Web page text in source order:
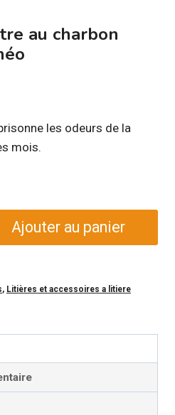
au charbon
les odeurs de la
mois.
Ajouter au panier
, Litières et accessoires a litiere